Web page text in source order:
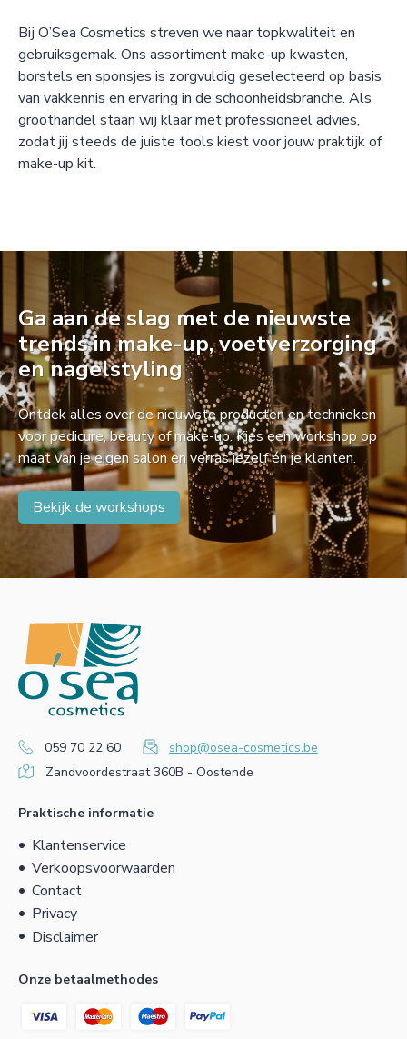
Bij O’Sea Cosmetics streven we naar topkwaliteit en
gebruiksgemak. Ons assortiment make-up kwasten,
borstels en sponsjes is zorgvuldig geselecteerd op basis
van vakkennis en ervaring in de schoonheidsbranche. Als
groothandel staan wij klaar met professioneel advies,
zodat jij steeds de juiste tools kiest voor jouw praktijk of
make-up kit.
Ga aan de slag met de nieuwste
trends in make-up, voetverzorging
en nagelstyling
Ontdek alles over de nieuwste producten en technieken
voor pedicure, beauty of make-up. Kies een workshop op
maat van je eigen salon en verras jezelf én je klanten.
Bekijk de workshops
059 70 22 60
shop@osea-cosmetics.be
Zandvoordestraat 360B - Oostende
Praktische informatie
Klantenservice
Verkoopsvoorwaarden
Contact
Privacy
Disclaimer
Onze betaalmethodes